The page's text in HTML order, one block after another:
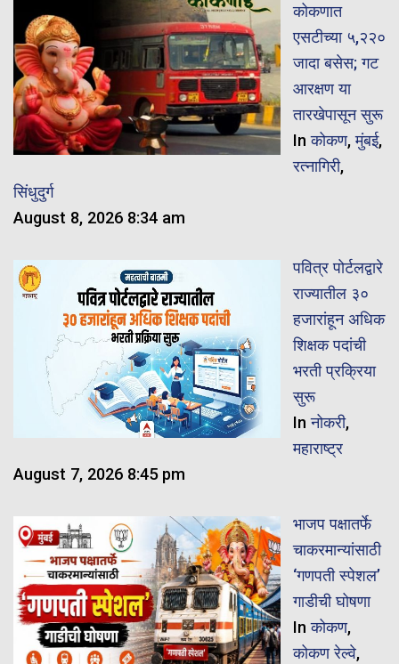
कोकणात
एसटीच्या ५,२२०
जादा बसेस; गट
आरक्षण या
तारखेपासून सुरू
Inकोकण,मुंबई,
रत्नागिरी,
सिंधुदुर्ग
August 8, 2026 8:34 am
पवित्र पोर्टलद्वारे
राज्यातील ३०
हजारांहून अधिक
शिक्षक पदांची
भरती प्रक्रिया
सुरू
Inनोकरी,
महाराष्ट्र
August 7, 2026 8:45 pm
भाजप पक्षातर्फे
चाकरमान्यांसाठी
‘गणपती स्पेशल’
गाडीची घोषणा
Inकोकण,
कोकण रेल्वे,